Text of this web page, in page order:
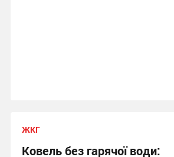
ЖКГ
Ковель без гарячої води: